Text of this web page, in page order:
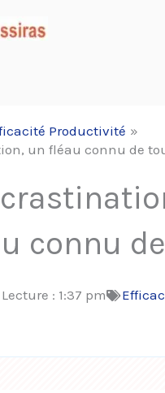
Productivité
un fléau connu de
connu
: 1:37 pm